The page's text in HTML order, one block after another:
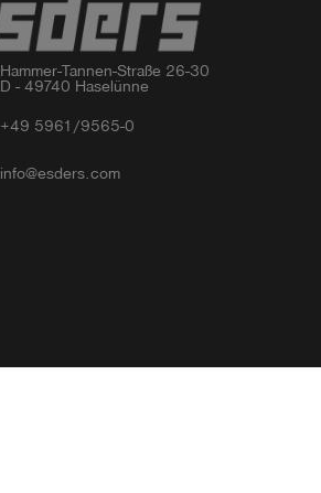
Hammer-Tannen-Straße 26-30
D - 49740 Haselünne
+49 5961/9565-0
info@esders.com